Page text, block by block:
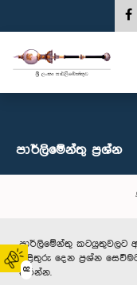
02
පාර්ලි‌මේන්තු‌ ප්‍රශ්න
පාර්ලිමේන්තු කටයුතුවලට
පිළිතුරු දෙන ප්‍රශ්න
කරන්න.